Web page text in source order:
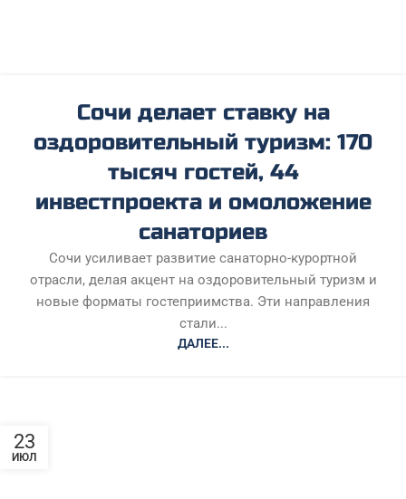
Сочи делает ставку на
оздоровительный туризм: 170
тысяч гостей, 44
инвестпроекта и омоложение
санаториев
Сочи усиливает развитие санаторно-курортной
отрасли, делая акцент на оздоровительный туризм и
новые форматы гостеприимства. Эти направления
стали...
ДАЛЕЕ...
23
ИЮЛ